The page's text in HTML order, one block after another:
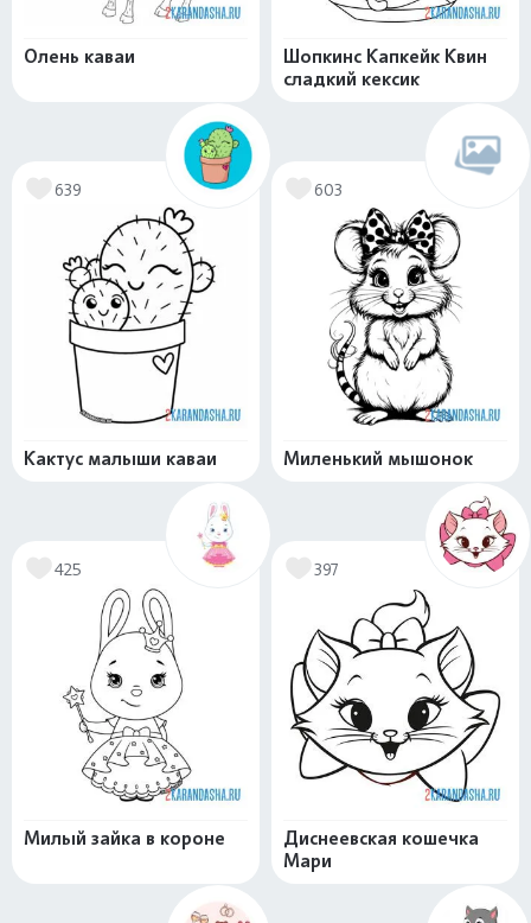
Олень каваи
Шопкинс Капкейк Квин
сладкий кексик
639
Кактус малыши каваи
603
Миленький мышонок
425
Милый зайка в короне
397
Диснеевская кошечка
Мари